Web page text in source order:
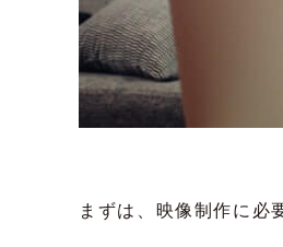
まずは、映像制作に必